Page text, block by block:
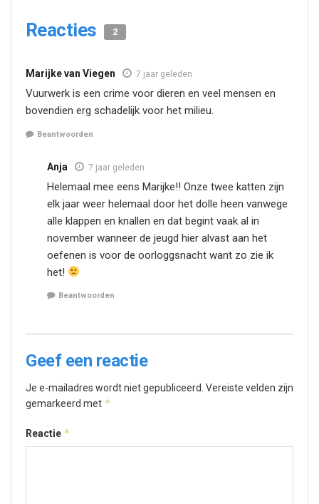
Reacties 2
Marijke van Viegen 7 jaar geleden
Vuurwerk is een crime voor dieren en veel mensen en
bovendien erg schadelijk voor het milieu.
Beantwoorden
Anja 7 jaar geleden
Helemaal mee eens Marijke!! Onze twee katten zijn
elk jaar weer helemaal door het dolle heen vanwege
alle klappen en knallen en dat begint vaak al in
november wanneer de jeugd hier alvast aan het
oefenen is voor de oorloggsnacht want zo zie ik
het!
Beantwoorden
Geef een reactie
Je e-mailadres wordt niet gepubliceerd. Vereiste velden zijn
gemarkeerd met *
Reactie *